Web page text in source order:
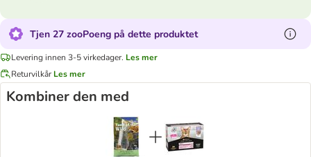
Tjen 27 zooPoeng på dette produktet
Levering innen 3-5 virkedager. Les mer
Returvilkår Les mer
Kombiner den med